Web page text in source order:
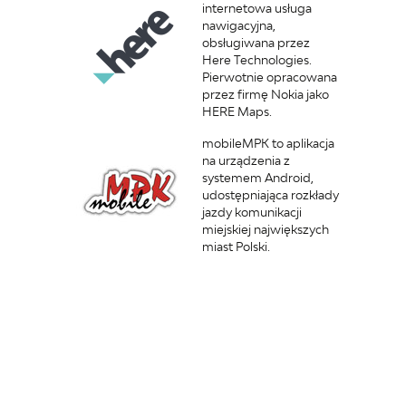
internetowa usługa
nawigacyjna,
obsługiwana przez
Here Technologies.
Pierwotnie opracowana
przez firmę Nokia jako
HERE Maps.
mobileMPK to aplikacja
na urządzenia z
systemem Android,
udostępniająca rozkłady
jazdy komunikacji
miejskiej największych
miast Polski.